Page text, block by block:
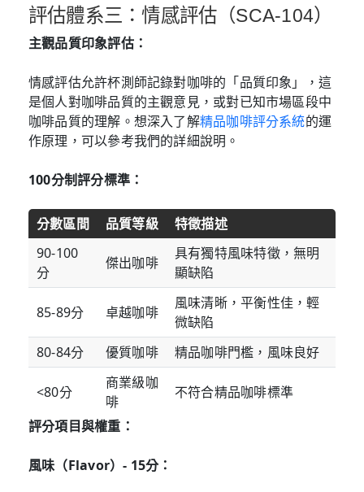
評估體系三：情感評估（SCA-104）
主觀品質印象評估：
情感評估允許杯測師記錄對咖啡的「品質印象」，這
是個人對咖啡品質的主觀意見，或對已知市場區段中
咖啡品質的理解。想深入了解精品咖啡評分系統的運
作原理，可以參考我們的詳細說明。
100分制評分標準：
分數區間 品質等級
特徵描述
90-100
分
傑出咖啡
具有獨特風味特徵，無明
顯缺陷
85-89分 卓越咖啡
風味清晰，平衡性佳，輕
微缺陷
80-84分
優質咖啡 精品咖啡門檻，風味良好
<80分
商業級咖
啡
不符合精品咖啡標準
評分項目與權重：
風味（Flavor）- 15分：